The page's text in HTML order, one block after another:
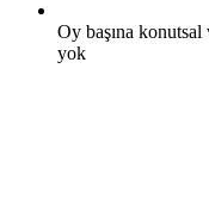
Oy başına
yok